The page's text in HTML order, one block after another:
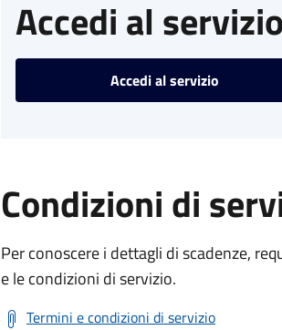
Accedi al servizio
Accedi al servizio
Condizioni di
Per conoscere i dettagli di scadenze,
e le condizioni di servizio.
Termini e condizioni di servizio